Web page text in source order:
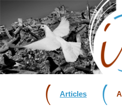
Articles